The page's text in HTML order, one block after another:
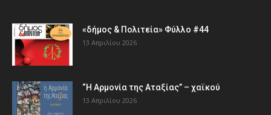
«δήμος & Πολιτεία» Φύλλο #44
13 Απριλίου 2026
“Η Αρμονία της Αταξίας” – χαϊκού
13 Απριλίου 2026